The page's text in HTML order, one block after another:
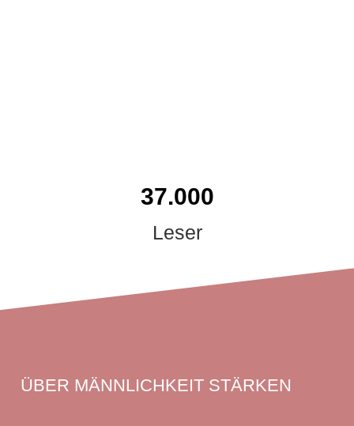
37.000
Leser
ÜBER MÄNNLICHKEIT STÄRKEN